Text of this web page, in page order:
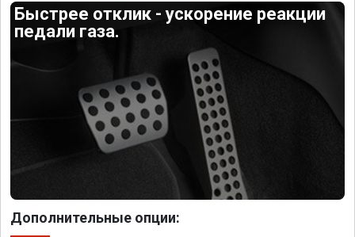
Быстрее отклик - ускорение реакции
педали газа.
Дополнительные опции: